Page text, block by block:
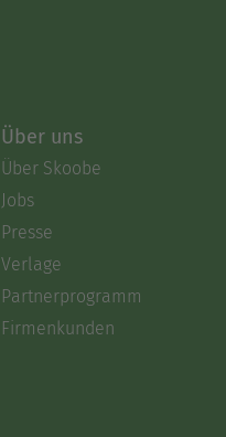
Über uns
Über Skoobe
Jobs
Presse
Verlage
Partnerprogramm
Firmenkunden